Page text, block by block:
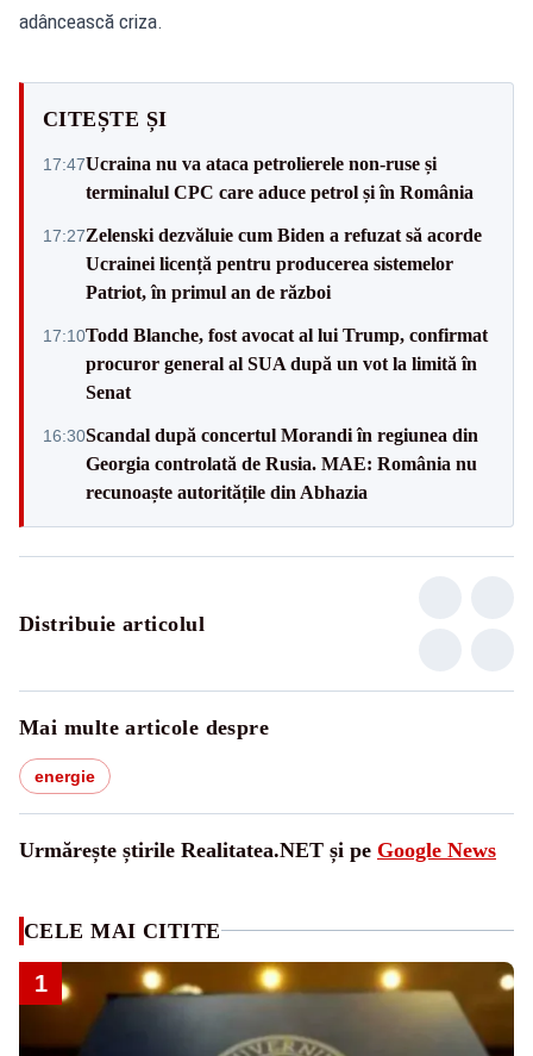
adâncească criza.
CITEȘTE ȘI
17:47Ucraina nu va ataca petrolierele non-ruse și
terminalul CPC care aduce petrol și în România
17:27Zelenski dezvăluie cum Biden a refuzat să acorde
Ucrainei licență pentru producerea sistemelor
Patriot, în primul an de război
17:10Todd Blanche, fost avocat al lui Trump, confirmat
procuror general al SUA după un vot la limită în
Senat
16:30Scandal după concertul Morandi în regiunea din
Georgia controlată de Rusia. MAE: România nu
recunoaște autoritățile din Abhazia
Distribuie articolul
Mai multe articole despre
energie
Urmărește știrile Realitatea.NET și pe Google News
CELE MAI CITITE
1